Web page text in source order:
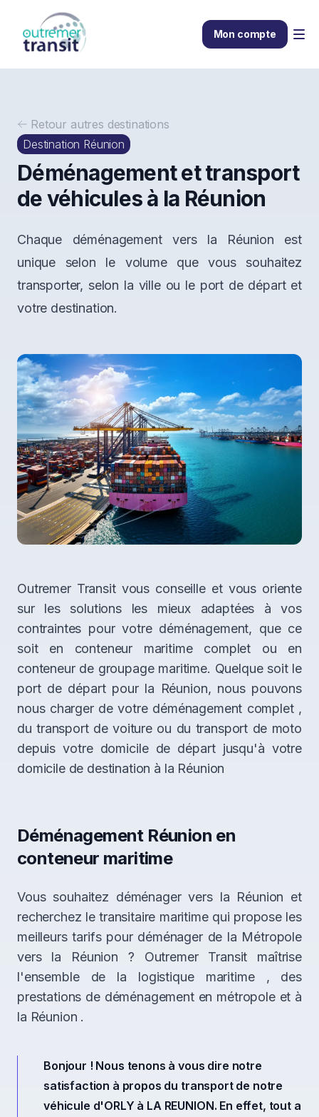
Mon compte
Retour autres destinations
Destination Réunion
Déménagement et transport
de véhicules à la Réunion
Chaque déménagement vers la Réunion est
unique selon le volume que vous souhaitez
transporter, selon la ville ou le port de départ et
votre destination.
Outremer Transit vous conseille et vous oriente
sur les solutions les mieux adaptées à vos
contraintes pour votre déménagement, que ce
soit en conteneur maritime complet ou en
conteneur de groupage maritime. Quelque soit le
port de départ pour la Réunion, nous pouvons
nous charger de votre déménagement complet ,
du transport de voiture ou du transport de moto
depuis votre domicile de départ jusqu'à votre
domicile de destination à la Réunion
Déménagement Réunion en
conteneur maritime
Vous souhaitez déménager vers la Réunion et
recherchez le transitaire maritime qui propose les
meilleurs tarifs pour déménager de la Métropole
vers la Réunion ? Outremer Transit maîtrise
l'ensemble de la logistique maritime , des
prestations de déménagement en métropole et à
la Réunion .
Bonjour ! Nous tenons à vous dire notre
satisfaction à propos du transport de notre
véhicule d'ORLY à LA REUNION. En effet, tout a